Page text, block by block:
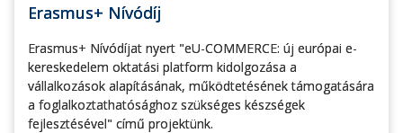
Erasmus+ Nívódíj
Erasmus+ Nívódíjat nyert "eU-COMMERCE: új európai e-
kereskedelem oktatási platform kidolgozása a
vállalkozások alapításának, működtetésének támogatására
a foglalkoztathatósághoz szükséges készségek
fejlesztésével" című projektünk.